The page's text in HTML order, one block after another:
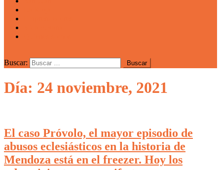
Buscar:
Día: 24 noviembre, 2021
El caso Próvolo, el mayor episodio de
abusos eclesiásticos en la historia de
Mendoza está en el freezer. Hoy los